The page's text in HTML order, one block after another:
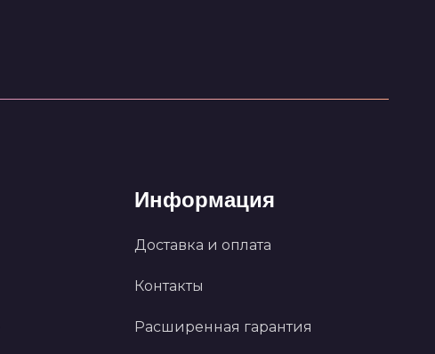
Информация
Доставка и оплата
Контакты
Расширенная гарантия